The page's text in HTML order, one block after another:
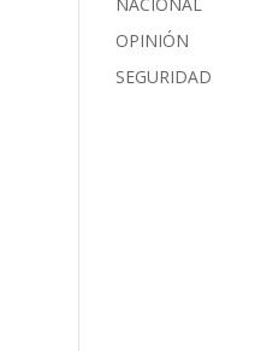
OPINIÓN
SEGURIDAD